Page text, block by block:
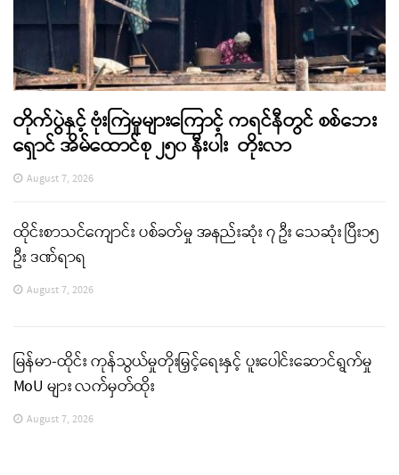
တိုက်ပွဲနှင့် ဗုံးကြဲမှုများကြောင့် ကရင်နီတွင် စစ်ဘေး
ရှောင် အိမ်ထောင်စု ၂၅၀ နီးပါး တိုးလာ
August 7, 2026
ထိုင်းစာသင်ကျောင်း ပစ်ခတ်မှု အနည်းဆုံး ၇ ဦး သေဆုံး ပြီး၁၅
ဦး ဒဏ်ရာရ
August 7, 2026
မြန်မာ-ထိုင်း ကုန်သွယ်မှုတိုးမြှင့်ရေးနှင့် ပူးပေါင်းဆောင်ရွက်မှု
MoU များ လက်မှတ်ထိုး
August 7, 2026